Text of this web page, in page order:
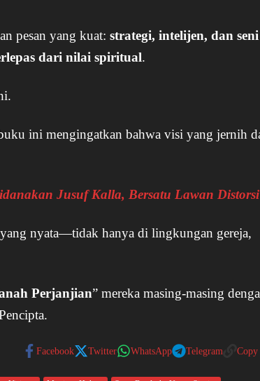
pesan yang kuat: strategi, intelijen, dan seni
dari nilai spiritual.
ini mengingatkan bahwa visi yang jernih
Jusuf Kalla, Bersatu Lawan Distorsi
nyata—tidak hanya di lingkungan gereja,
Perjanjian” mereka masing-masing
Facebook Twitter WhatsApp Telegram